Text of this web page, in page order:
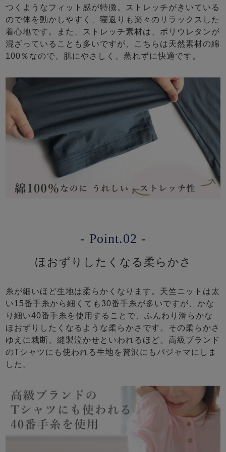
つくようなフィット感が特徴。ストレッチがきいている
ので体を動かしやすく、寝返りも楽々のリラックスした
着心地です。また、ストレッチ素材は、ポリウレタンが
混ざっていることも多いですが、こちらは天然素材の綿
100％なので、肌にやさしく、蒸れずに快適です。
- Point.02 -
ほおずりしたくなる柔らかさ
糸が細いほど生地は柔らかくなります。天竺ニットは太
い15番手糸から細くても30番手糸が多いですが、かな
り細い40番手糸を使用することで、ふんわり滑らかな
ほおずりしたくなるような柔らかさです。その柔らかさ
ゆえに裁断、縫製泣かせといわれるほど。高級ブランド
のTシャツにも使われる生地を贅沢にもパジャマにしま
した。